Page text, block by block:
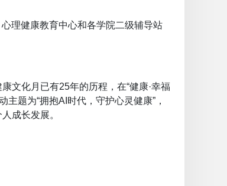
理健康教育中心和各学院二级辅导站
文化月已有25年的历程，在“健康·幸福
题为“拥抱AI时代，守护心灵健康”，
成长发展。